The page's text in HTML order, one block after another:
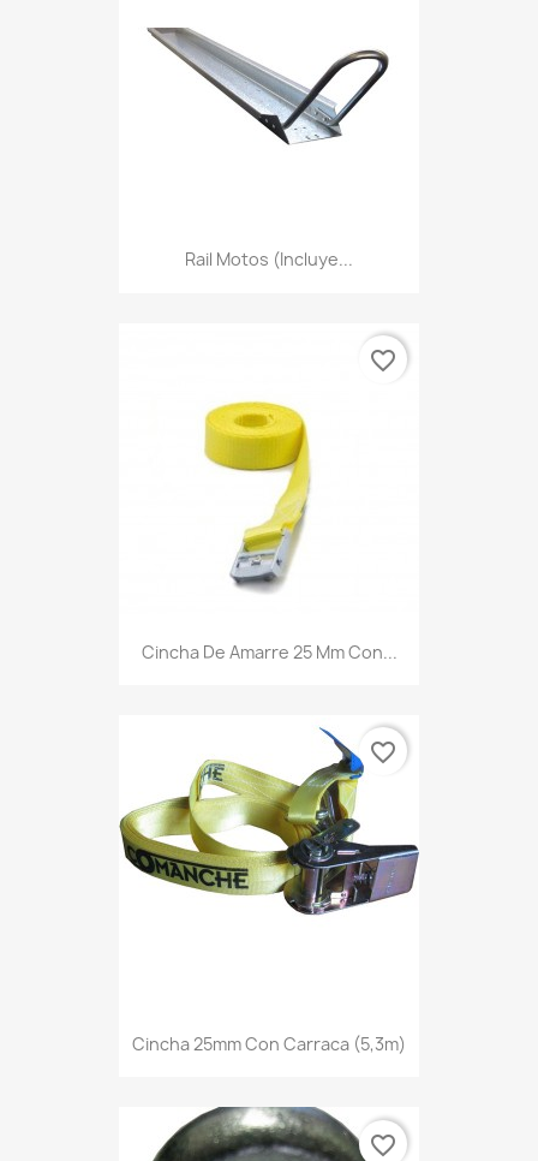
Rail Motos (Incluye...
Cincha De Amarre 25 Mm Con...
favorite_border
Cincha 25mm Con Carraca (5,3m)
favorite_border
favorite_border